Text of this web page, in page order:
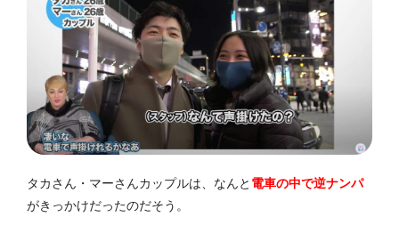
タカさん・マーさんカップルは、なんと 電車の中で逆ナンパ
がきっかけだったのだそう。